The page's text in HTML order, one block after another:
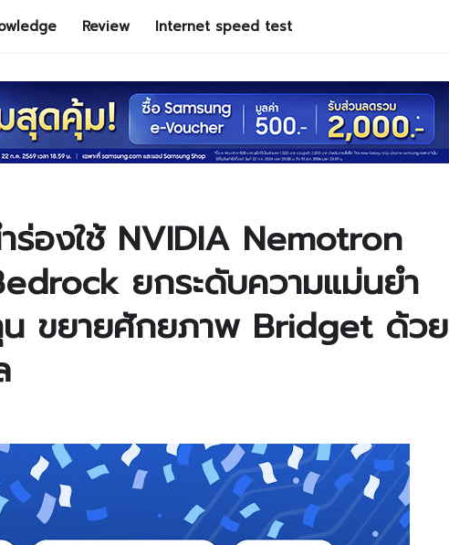
Review Internet speed test
ร่องใช้ NVIDIA Nemotron
ยกระดับความแม่นยำ
น ขยายศักยภาพ Bridget ด้วย